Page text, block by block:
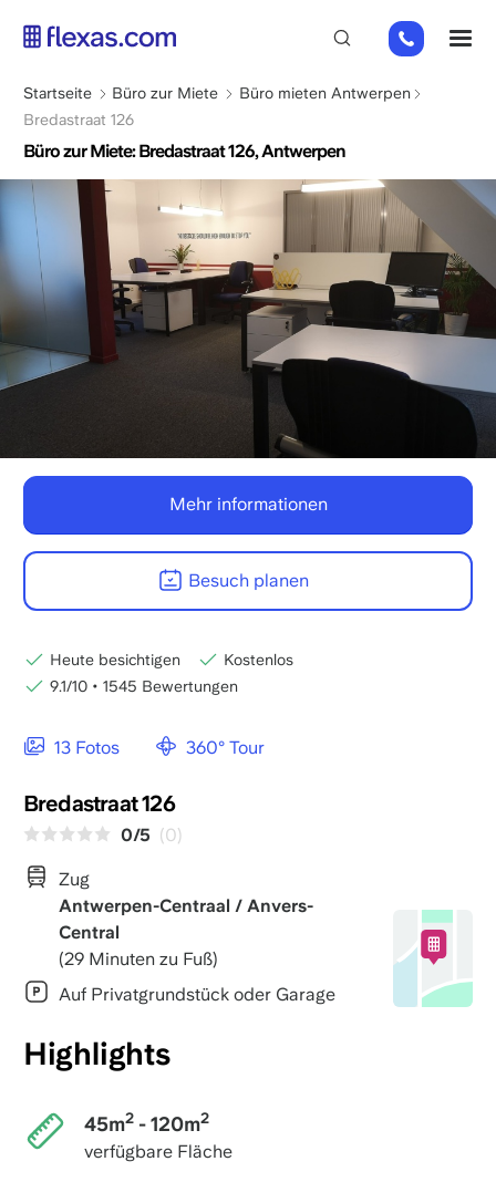
zum
02
808
65
Pfadnavigation
Startseite Büro zur Miete
Büro mieten Antwerpen
Bredastraat 126
Büro zur Miete: Bredastraat 126, Antwerpen
13 Fotos 360° Tour
Bredastraat 126
0/5 (0)
Zug
Antwerpen-Centraal / Anvers-
Central
(29 Minuten zu Fuß)
Auf Privatgrundstück oder Garage
Highlights
45m2- 120m2
verfügbare Fläche
Mehr informationen
Besuch planen
Heute besichtigen
Kostenlos
9.1/10 • 1545 Bewertungen